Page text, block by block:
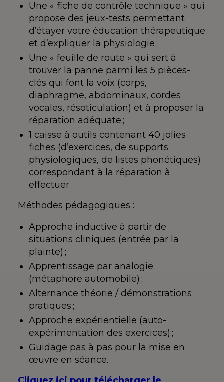
Une « fiche de contrôle technique » qui
propose des jeux-tests permettant
d’étayer votre éducation thérapeutique
et d’expliquer la physiologie ;
Une « feuille de route » qui sert à
trouver la panne parmi les 5 pièces-
clés qui font la voix (corps,
diaphragme, abdominaux, cordes
vocales, résoticulation) et à proposer la
réparation adéquate ;
1 caisse à outils contenant 40 jolies
fiches (d’exercices, de supports
physiologiques, de listes phonétiques)
correspondant à la réparation à
effectuer.
Méthodes pédagogiques :
Approche inductive à partir de
situations cliniques (entrée par la
plainte) ;
Apprentissage par analogie
(métaphore automobile) ;
Alternance théorie / démonstrations
pratiques ;
Approche expérientielle (auto-
expérimentation des exercices) ;
Guidage pas à pas pour la mise en
œuvre en séance.